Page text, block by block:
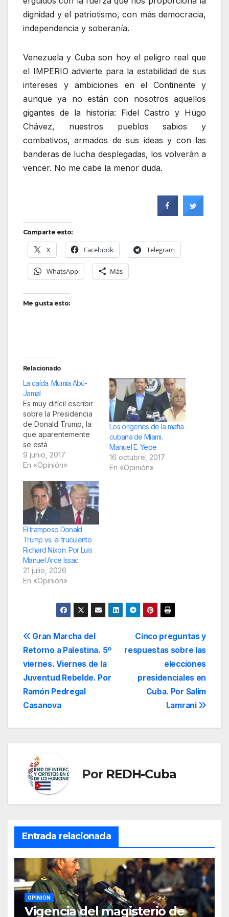
dignidad y el patriotismo, con más democracia,
independencia y soberanía.
Venezuela y Cuba son hoy el peligro real que
el IMPERIO advierte para la estabilidad de sus
intereses y ambiciones en el Continente y
aunque ya no están con nosotros aquellos
gigantes de la historia: Fidel Castro y Hugo
Chávez, nuestros pueblos sabios y
combativos, armados de sus ideas y con las
banderas de lucha desplegadas, los volverán a
vencer. No me cabe la menor duda.
Comparte esto:
X Facebook Telegram
WhatsApp Más
Me gusta esto:
Relacionado
La caída. Mumía Abú-
Jamal
Es muy difícil escribir
sobre la Presidencia
de Donald Trump, la
que aparentemente
se está
desmoronando a la
vista de nuestros
ALAI Eso se debe en
parte a la gran
rapidez de las nuevas
revelaciones, de los
escándalos que
siguen a otros
escándalos; a las
absurdas…
9 junio, 2017
En «Opinión»
Los orígenes de la mafia
cubana de Miami.
Manuel E. Yepe
16 octubre, 2017
En «Opinión»
El tramposo Donald
Trump vs. el truculento
Richard Nixon. Por Luis
Manuel Arce Issac
21 julio, 2026
En «Opinión»
Navegación
de
entradas
Cinco preguntas y
respuestas sobre las
elecciones
presidenciales en
Cuba. Por Salim
Lamrani
Gran Marcha del
Retorno a Palestina. 5º
viernes. Viernes de la
Juventud Rebelde. Por
Ramón Pedregal
Casanova
Por REDH-Cuba
Entrada relacionada
OPINIÓN
Vigencia del magisterio de